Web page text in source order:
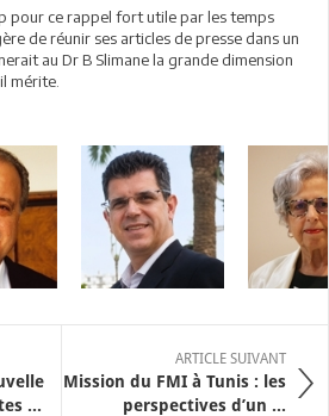
pour ce rappel fort utile par les temps
de réunir ses articles de presse dans un
au Dr B Slimane la grande dimension
mérite.
...
ARTICLE SUIVANT
Mission du FMI à Tunis : les
perspectives d’un ...